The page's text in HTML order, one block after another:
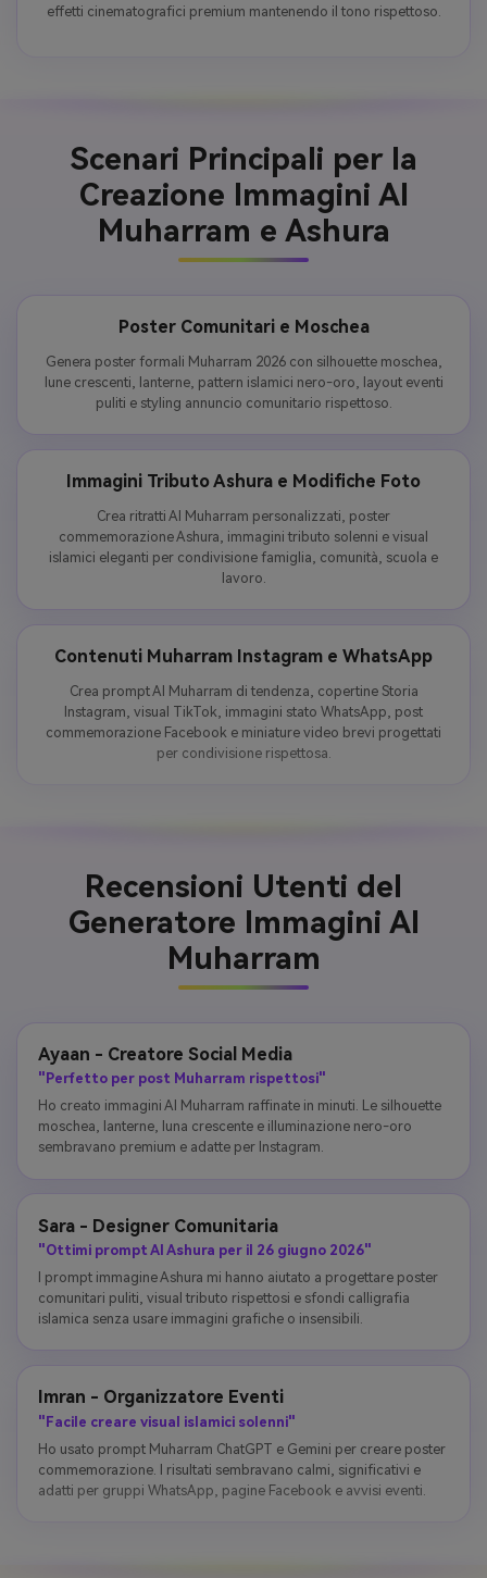
effetti cinematografici premium mantenendo il tono rispettoso.
Scenari Principali per la
Creazione Immagini AI
Muharram e Ashura
Poster Comunitari e Moschea
Genera poster formali Muharram 2026 con silhouette moschea,
lune crescenti, lanterne, pattern islamici nero-oro, layout eventi
puliti e styling annuncio comunitario rispettoso.
Immagini Tributo Ashura e Modifiche Foto
Crea ritratti AI Muharram personalizzati, poster
commemorazione Ashura, immagini tributo solenni e visual
islamici eleganti per condivisione famiglia, comunità, scuola e
lavoro.
Contenuti Muharram Instagram e WhatsApp
Crea prompt AI Muharram di tendenza, copertine Storia
Instagram, visual TikTok, immagini stato WhatsApp, post
commemorazione Facebook e miniature video brevi progettati
per condivisione rispettosa.
Recensioni Utenti del
Generatore Immagini AI
Muharram
Ayaan - Creatore Social Media
"Perfetto per post Muharram rispettosi"
Ho creato immagini AI Muharram raffinate in minuti. Le silhouette
moschea, lanterne, luna crescente e illuminazione nero-oro
sembravano premium e adatte per Instagram.
Sara - Designer Comunitaria
"Ottimi prompt AI Ashura per il 26 giugno 2026"
I prompt immagine Ashura mi hanno aiutato a progettare poster
comunitari puliti, visual tributo rispettosi e sfondi calligrafia
islamica senza usare immagini grafiche o insensibili.
Imran - Organizzatore Eventi
"Facile creare visual islamici solenni"
Ho usato prompt Muharram ChatGPT e Gemini per creare poster
commemorazione. I risultati sembravano calmi, significativi e
adatti per gruppi WhatsApp, pagine Facebook e avvisi eventi.